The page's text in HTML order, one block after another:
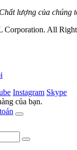
lượng của chúng
All
Instagram Skype
của bạn.